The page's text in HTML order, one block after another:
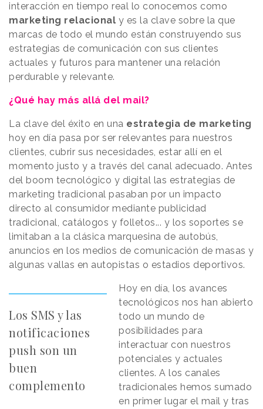
interacción en tiempo real lo conocemos como
marketing relacional y es la clave sobre la que
marcas de todo el mundo están construyendo sus
estrategias de comunicación con sus clientes
actuales y futuros para mantener una relación
perdurable y relevante.
¿Qué hay más allá del mail?
La clave del éxito en una estrategia de marketing
hoy en día pasa por ser relevantes para nuestros
clientes, cubrir sus necesidades, estar allí en el
momento justo y a través del canal adecuado. Antes
del boom tecnológico y digital las estrategias de
marketing tradicional pasaban por un impacto
directo al consumidor mediante publicidad
tradicional, catálogos y folletos... y los soportes se
limitaban a la clásica marquesina de autobús,
anuncios en los medios de comunicación de masas y
algunas vallas en autopistas o estadios deportivos.
Los SMS y las
notificaciones
push son un
buen
complemento
Hoy en día, los avances
tecnológicos nos han abierto
todo un mundo de
posibilidades para
interactuar con nuestros
potenciales y actuales
clientes. A los canales
tradicionales hemos sumado
en primer lugar el mail y tras